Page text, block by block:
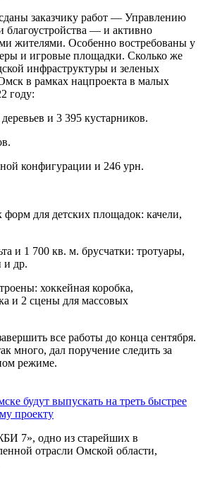
заказчику работ — Управлению
благоустройства — и активно
жителями. Особенно востребованы у
и игровые площадки. Сколько же
инфраструктуры и зеленых
в рамках нацпроекта в малых
году:
и 3 395 кустарников.
конфигурации и 246 урн.
для детских площадок: качели,
и 1 700 кв. м. брусчатки: тротуары,
и др.
хоккейная коробка,
и 2 сцены для массовых
все работы до конца сентября.
много, дал поручение следить за
режиме.
будут выпускать на треть быстрее
проекту
7», одно из старейших в
отрасли Омской области,